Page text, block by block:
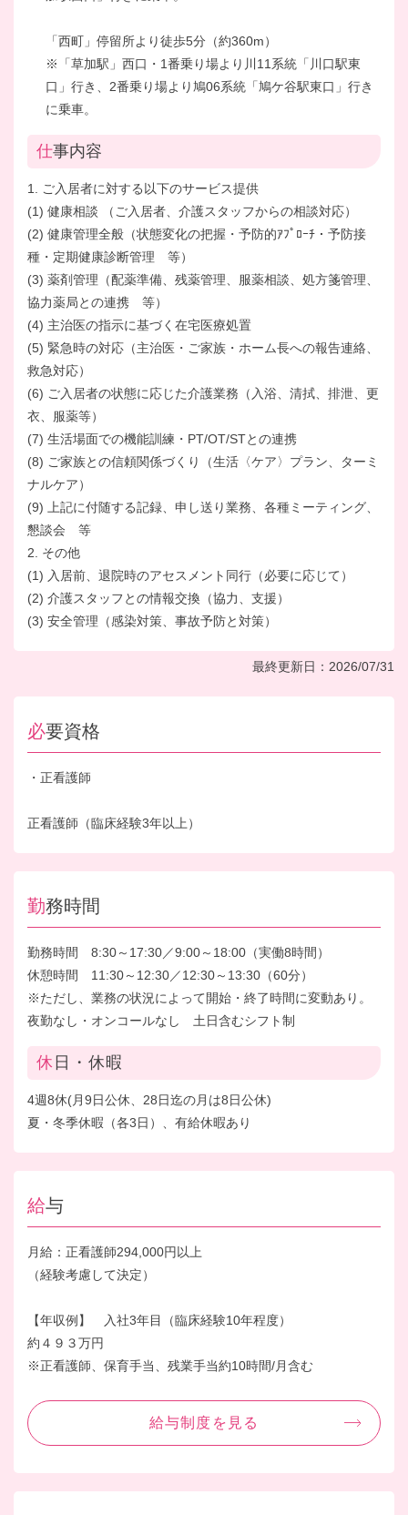
「西町」停留所より徒歩5分（約360m）
※「草加駅」西口・1番乗り場より川11系統「川口駅東
口」行き、2番乗り場より鳩06系統「鳩ケ谷駅東口」行き
に乗車。
仕事内容
1. ご入居者に対する以下のサービス提供
(1) 健康相談 （ご入居者、介護スタッフからの相談対応）
(2) 健康管理全般（状態変化の把握・予防的ｱﾌﾟﾛｰﾁ・予防接
種・定期健康診断管理 等）
(3) 薬剤管理（配薬準備、残薬管理、服薬相談、処方箋管理、
協力薬局との連携 等）
(4) 主治医の指示に基づく在宅医療処置
(5) 緊急時の対応（主治医・ご家族・ホーム長への報告連絡、
救急対応）
(6) ご入居者の状態に応じた介護業務（入浴、清拭、排泄、更
衣、服薬等）
(7) 生活場面での機能訓練・PT/OT/STとの連携
(8) ご家族との信頼関係づくり（生活〈ケア〉プラン、ターミ
ナルケア）
(9) 上記に付随する記録、申し送り業務、各種ミーティング、
懇談会 等
2. その他
(1) 入居前、退院時のアセスメント同行（必要に応じて）
(2) 介護スタッフとの情報交換（協力、支援）
(3) 安全管理（感染対策、事故予防と対策）
最終更新日：2026/07/31
必要資格
・正看護師
正看護師（臨床経験3年以上）
勤務時間
勤務時間 8:30～17:30／9:00～18:00（実働8時間）
休憩時間 11:30～12:30／12:30～13:30（60分）
※ただし、業務の状況によって開始・終了時間に変動あり。
夜勤なし・オンコールなし 土日含むシフト制
休日・休暇
4週8休(月9日公休、28日迄の月は8日公休)
夏・冬季休暇（各3日）、有給休暇あり
給与
月給：正看護師294,000円以上
（経験考慮して決定）
【年収例】 入社3年目（臨床経験10年程度）
約４９３万円
※正看護師、保育手当、残業手当約10時間/月含む
給与制度を見る